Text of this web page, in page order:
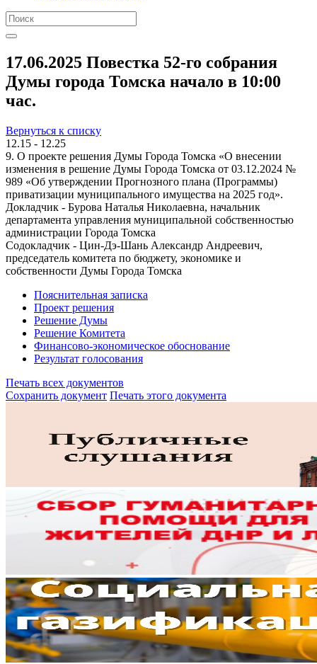
17.06.2025 Повестка 52-го собрания
Думы города Томска начало в 10:00
час.
Вернуться к списку
12.15 - 12.25
9. О проекте решения Думы Города Томска «О внесении
изменения в решение Думы Города Томска от 03.12.2024 №
989 «Об утверждении Прогнозного плана (Программы)
приватизации муниципального имущества на 2025 год».
Докладчик - Бурова Наталья Николаевна, начальник
департамента управления муниципальной собственностью
администрации Города Томска
Содокладчик - Цин-Дэ-Шань Александр Андреевич,
председатель комитета по бюджету, экономике и
собственности Думы Города Томска
Пояснительная записка
Проект решения
Решение Думы
Решение Комитета
Финансово-экономическое обоснование
Результат голосования
Печать всех документов
Сохранить документ Печать этого документа